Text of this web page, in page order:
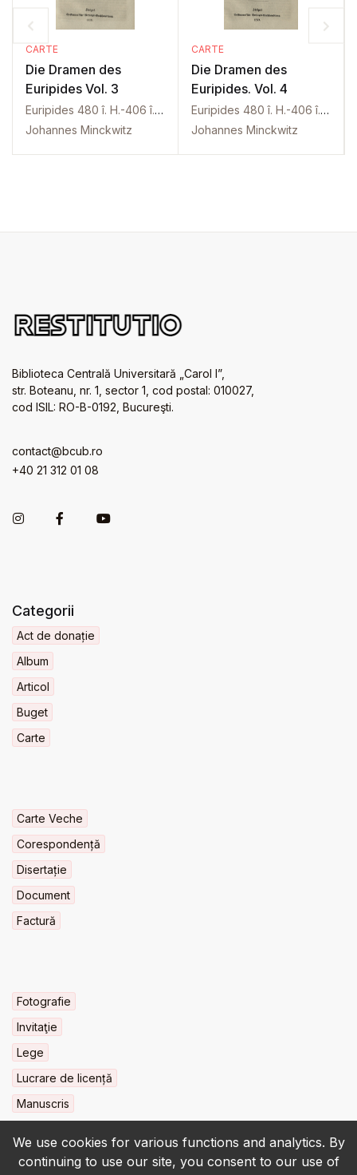
We use cookies for various functions and analytics. By
continuing to use our site, you consent to our use of
CARTE
Die Dramen des
Euripides Vol. 3
Euripides 480 î. H.-406 î. H
Johannes Minckwitz
CARTE
Die Dramen des
Euripides. Vol. 4
Euripides 480 î. H.-406 î. H
Johannes Minckwitz
Biblioteca Centrală Universitară „Carol I”,
str. Boteanu, nr. 1, sector 1, cod postal: 010027,
cod ISIL: RO-B-0192, Bucureşti.
contact@bcub.ro
+40 21 312 01 08
Categorii
Act de donație
Album
Articol
Buget
Carte
Carte Veche
Corespondență
Disertație
Document
Factură
Fotografie
Invitaţie
Lege
Lucrare de licență
Manuscris